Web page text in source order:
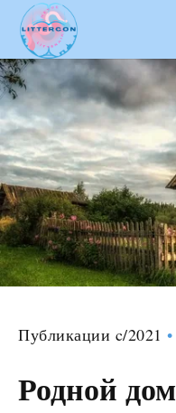
LITTERcon
Публикации c/2021
Родной дом